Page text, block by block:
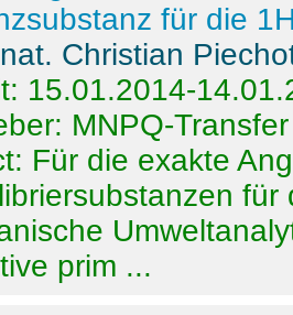
für die
Christian
15.01.2014-
MNPQ-Transfer
Für die exakte
prim ...